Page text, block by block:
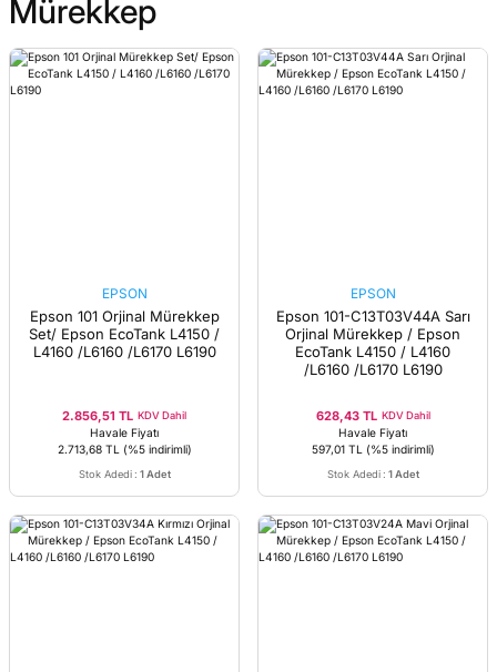
Mürekkep
EPSON
Epson 101 Orjinal Mürekkep
Set/ Epson EcoTank L4150 /
L4160 /L6160 /L6170 L6190
2.856,51 TL KDV Dahil
Havale Fiyatı
2.713,68 TL
(%5 indirimli)
Stok Adedi : 1 Adet
EPSON
Epson 101-C13T03V44A Sarı
Orjinal Mürekkep / Epson
EcoTank L4150 / L4160
/L6160 /L6170 L6190
628,43 TL KDV Dahil
Havale Fiyatı
597,01 TL
(%5 indirimli)
Stok Adedi : 1 Adet